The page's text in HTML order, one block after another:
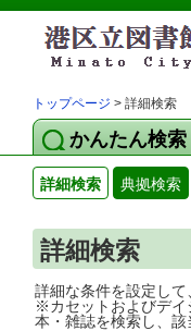
トップページ > 詳細検索
かんたん検索
詳細検索 典拠検索
詳細検索
詳細な条件を設定して
※カセットおよびデイ
本・雑誌を検索し、